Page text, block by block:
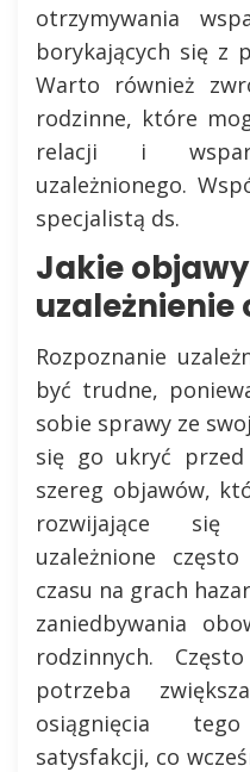
otrzymywania
borykających się z
Warto również
rodzinne, które
relacji i
uzależnionego.
specjalistą ds.
Jakie
uzależnienie
Rozpoznanie
być trudne,
sobie sprawy ze
się go ukryć
szereg objawów,
rozwijające się
uzależnione
czasu na grach
zaniedbywania
rodzinnych.
potrzeba
osiągnięcia
satysfakcji, co